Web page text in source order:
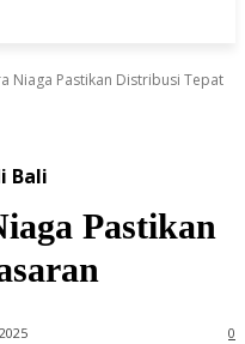
Niaga Pastikan Distribusi Tepat
Bali
Pastikan
0